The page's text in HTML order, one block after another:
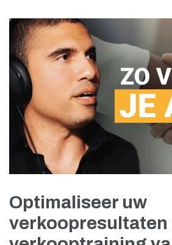
Optimaliseer uw
verkoopresultaten